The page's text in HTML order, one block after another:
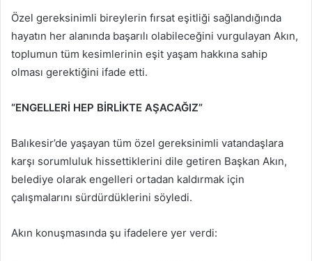
Özel gereksinimli bireylerin fırsat eşitliği sağlandığında
hayatın her alanında başarılı olabileceğini vurgulayan Akın,
toplumun tüm kesimlerinin eşit yaşam hakkına sahip
olması gerektiğini ifade etti.
“ENGELLERİ HEP BİRLİKTE AŞACAĞIZ”
Balıkesir’de yaşayan tüm özel gereksinimli vatandaşlara
karşı sorumluluk hissettiklerini dile getiren Başkan Akın,
belediye olarak engelleri ortadan kaldırmak için
çalışmalarını sürdürdüklerini söyledi.
Akın konuşmasında şu ifadelere yer verdi: